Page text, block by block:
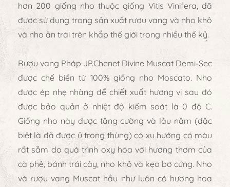
hơn 200 giống nho thuộc giống Vitis Vinifera, đã
được sử dụng trong sản xuất rượu vang và nho khô
và nho ăn trái trên khắp thế giới trong nhiều thế kỷ.
Rượu vang Pháp JP.Chenet Divine Muscat Demi-Sec
được chế biến từ 100% giống nho Moscato. Nho
được ép nhẹ nhàng để chiết xuất hương vị sau đó
được bảo quản ở nhiệt độ kiểm soát là 0 độ C.
Giống nho này được tăng cường và lâu năm (đặc
biệt là đã được ủ trong thùng) có xu hướng có màu
rất sẫm do quá trình oxy hóa với hương thơm của
cà phê, bánh trái cây, nho khô và kẹo bơ cứng. Nho
và rượu vang Muscat hầu như luôn có hương hoa